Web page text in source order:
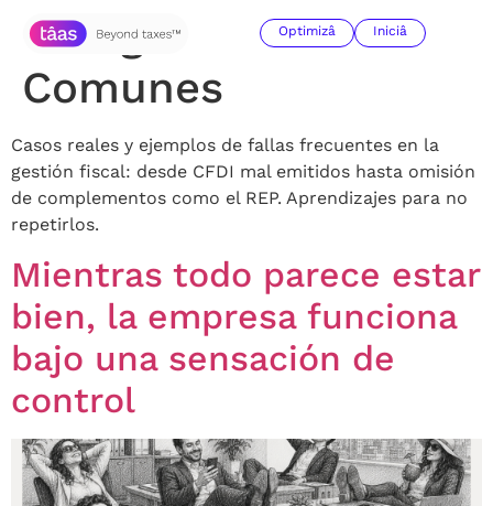
Iniciâ
Optimizâ
Categoría:
Errores
Comunes
Casos reales y ejemplos de fallas frecuentes en la
gestión fiscal: desde CFDI mal emitidos hasta omisión
de complementos como el REP. Aprendizajes para no
repetirlos.
Mientras todo parece estar
bien, la empresa funciona
bajo una sensación de
control